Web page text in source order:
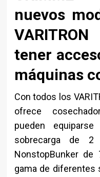
nuevos
tener
máquinas
Con todos los
ofrece
pueden
sobrecarga de
NonstopBunker
gama de diferentes